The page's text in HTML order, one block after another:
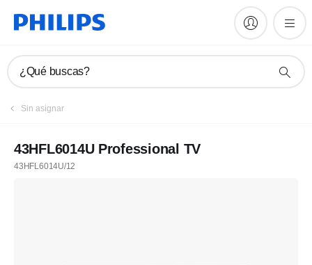
¿Qué buscas?
Sin asignar
43HFL6014U Professional TV
43HFL6014U/12